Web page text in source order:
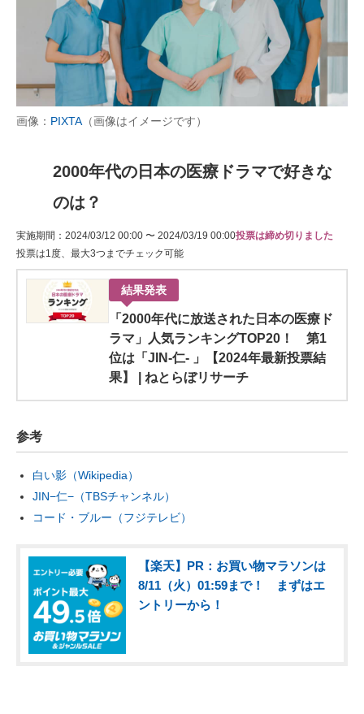
画像： PIXTA（画像はイメージです）
2000年代の日本の医療ドラマで好きな
のは？
実施期間：2024/03/12 00:00 〜 2024/03/19 00:00
投票は1度、最大3つまでチェック可能
投票は締め切りました
結果発表
「2000年代に放送された日本の医療ド
ラマ」人気ランキングTOP20！ 第1
位は「JIN-仁- 」【2024年最新投票結
果】 | ねとらぼリサーチ
参考
白い影（Wikipedia）
JIN−仁−（TBSチャンネル）
コード・ブルー（フジテレビ）
【楽天】PR：お買い物マラソンは
8/11（火）01:59まで！ まずはエ
ントリーから！